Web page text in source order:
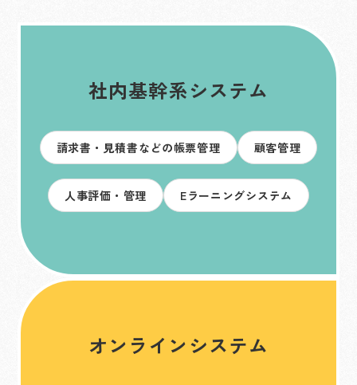
社内基幹系システム
請求書・見積書などの帳票管理 顧客管理
人事評価・管理 Eラーニングシステム
オンラインシステム